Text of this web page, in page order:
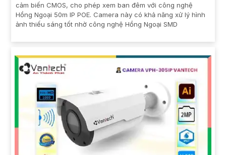
cảm biến CMOS, cho phép xem ban đêm với công nghệ
Hồng Ngoại 50m IP POE. Camera này có khả năng xử lý hình
ảnh thiếu sáng tốt nhờ công nghệ Hồng Ngoại SMD